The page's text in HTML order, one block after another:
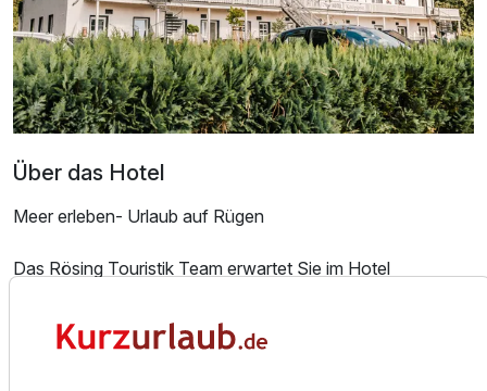
Über das Hotel
Meer erleben- Urlaub auf Rügen
Das Rösing Touristik Team erwartet Sie im Hotel
Mitarbeiter sind jeden Tag für Sie einsatzbereit und haben
immer ein offenes Ohr für Sie.